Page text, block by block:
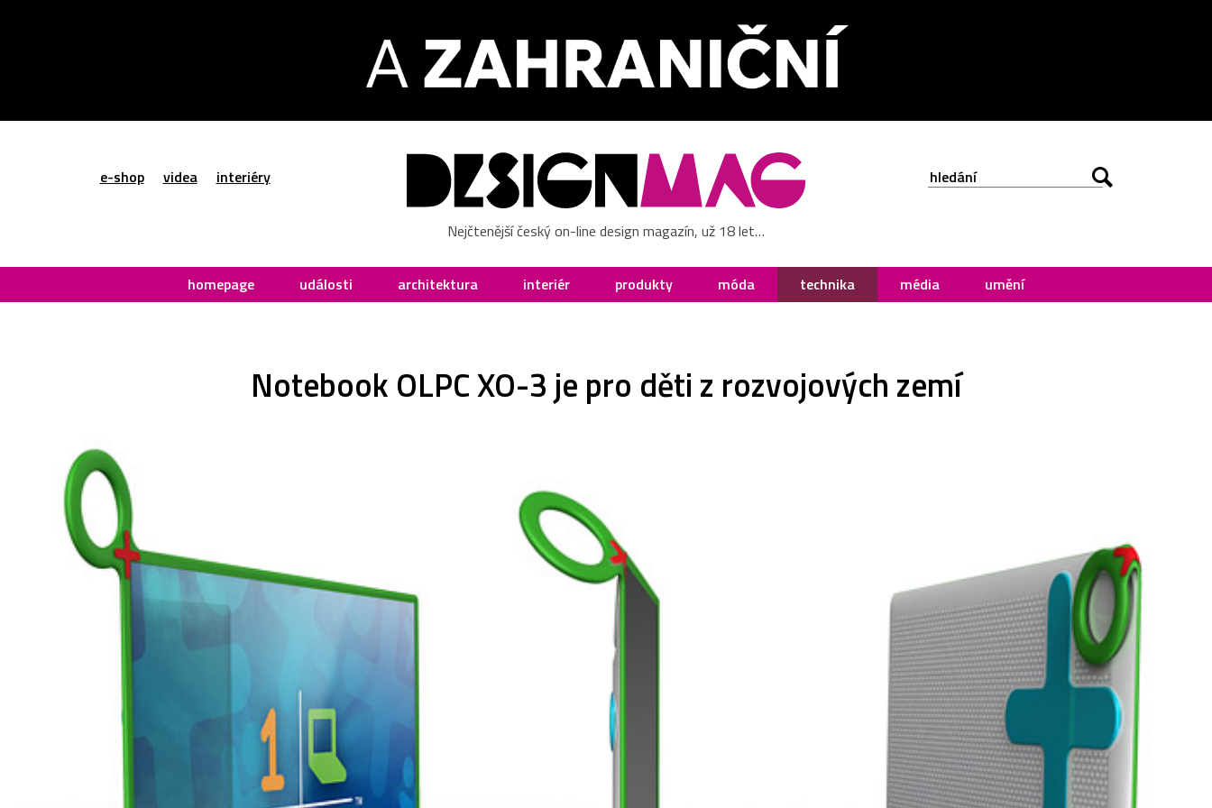
e-shop videa interiéry
Nejčtenější český on-line design magazín, už 18 let…
homepage události architektura interiér produkty móda technika média umění
Notebook OLPC XO-3 je pro děti z rozvojových zemí